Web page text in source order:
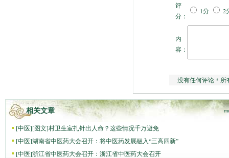
评
分：
1分 2
内
容：
没有任何评论 * 所
相关文章
[中医][图文]村卫生室扎针出人命？这些情况千万避免
[中医]湖南省中医药大会召开：将中医药发展融入“三高四新”
[中医]浙江省中医药大会召开：浙江省中医药大会召开